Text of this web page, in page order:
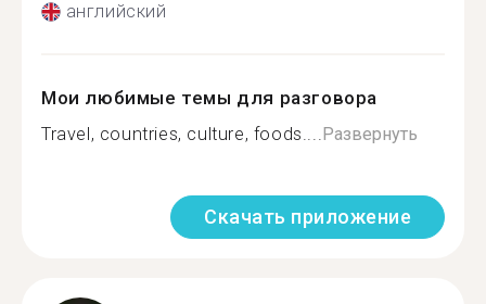
английский
Мои любимые темы для разговора
Travel, countries, culture, foods....Развернуть
Скачать приложение